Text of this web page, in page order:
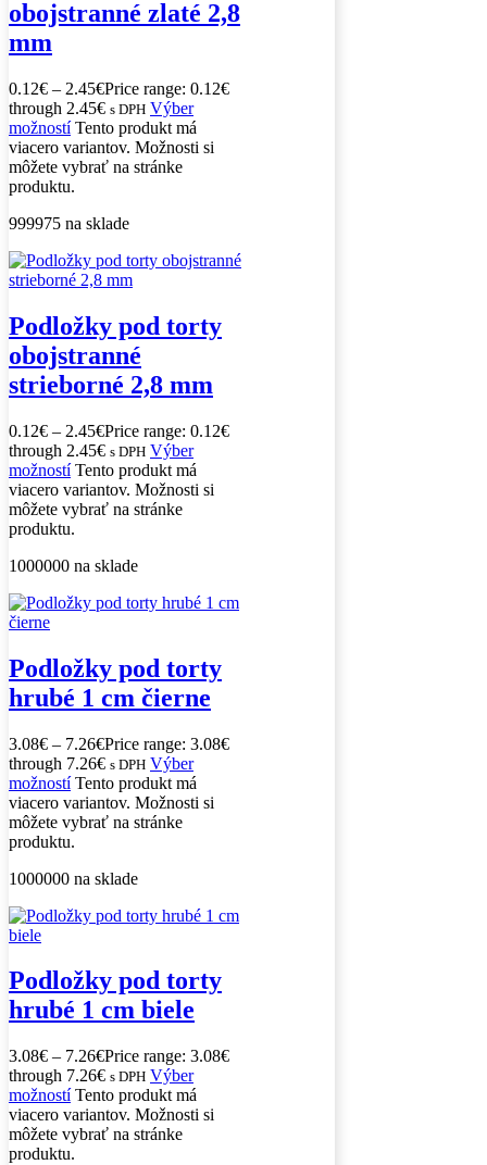
obojstranné zlaté 2,8
mm
0.12€ – 2.45€Price range: 0.12€
through 2.45€ s DPH Výber
možností Tento produkt má
viacero variantov. Možnosti si
môžete vybrať na stránke
produktu.
999975 na sklade
Podložky pod torty
obojstranné
strieborné 2,8 mm
0.12€ – 2.45€Price range: 0.12€
through 2.45€ s DPH Výber
možností Tento produkt má
viacero variantov. Možnosti si
môžete vybrať na stránke
produktu.
1000000 na sklade
Podložky pod torty
hrubé 1 cm čierne
3.08€ – 7.26€Price range: 3.08€
through 7.26€ s DPH Výber
možností Tento produkt má
viacero variantov. Možnosti si
môžete vybrať na stránke
produktu.
1000000 na sklade
Podložky pod torty
hrubé 1 cm biele
3.08€ – 7.26€Price range: 3.08€
through 7.26€ s DPH Výber
možností Tento produkt má
viacero variantov. Možnosti si
môžete vybrať na stránke
produktu.